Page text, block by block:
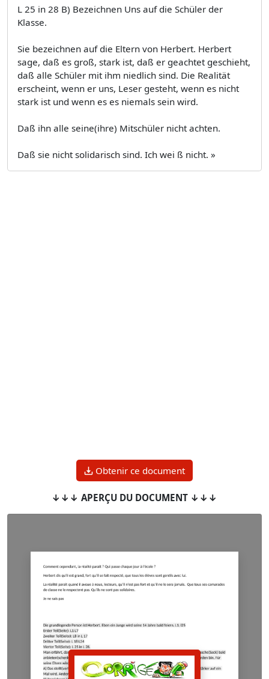
L 25 in 28 B) Bezeichnen Uns auf die Schüler der
Klasse.
Sie bezeichnen auf die Eltern von Herbert. Herbert
sage, daß es groß, stark ist, daß er geachtet geschieht,
daß alle Schüler mit ihm niedlich sind. Die Realität
erscheint, wenn er uns, Leser gesteht, wenn es nicht
stark ist und wenn es es niemals sein wird.
Daß ihn alle seine(ihre) Mitschüler nicht achten.
Daß sie nicht solidarisch sind. Ich wei ß nicht. »
Obtenir ce document
↓↓↓ APERÇU DU DOCUMENT ↓↓↓